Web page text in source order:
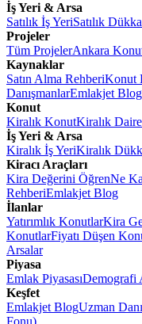
İş Yeri & Arsa
Satılık İş YeriSatılık
Projeler
Tüm ProjelerAnkara
Kaynaklar
Satın Alma RehberiKonut
DanışmanlarEmlakjet Blog
Konut
Kiralık KonutKiralık Daire
İş Yeri & Arsa
Kiralık İş YeriKiralık
Kiracı Araçları
Kira Değerini ÖğrenNe
RehberiEmlakjet Blog
İlanlar
Yatırımlık KonutlarKira
KonutlarFiyatı Düşen
Arsalar
Piyasa
Emlak PiyasasıDemografi
Keşfet
Emlakjet BlogUzman
Fonu)